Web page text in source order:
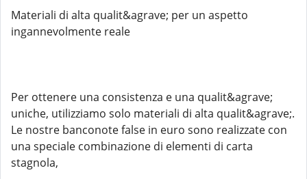
Materiali di alta qualit&agrave; per un aspetto
ingannevolmente reale
Per ottenere una consistenza e una qualit&agrave;
uniche, utilizziamo solo materiali di alta qualit&agrave;.
Le nostre banconote false in euro sono realizzate con
una speciale combinazione di elementi di carta
stagnola,